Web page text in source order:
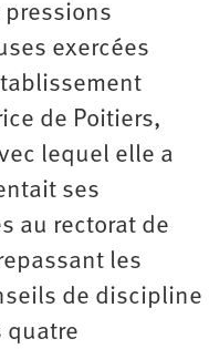
pressions
exercées
de Poitiers,
lequel elle a
ses
au rectorat de
les
de discipline
quatre